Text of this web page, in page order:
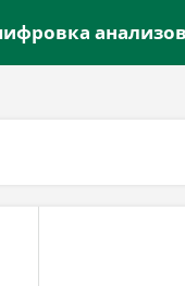
анализов